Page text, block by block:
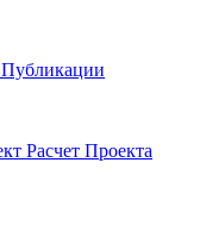
Публикации
Расчет Проекта